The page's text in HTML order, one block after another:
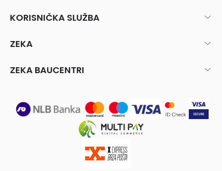
KORISNIČKA SLUŽBA
ZEKA
ZEKA BAUCENTRI